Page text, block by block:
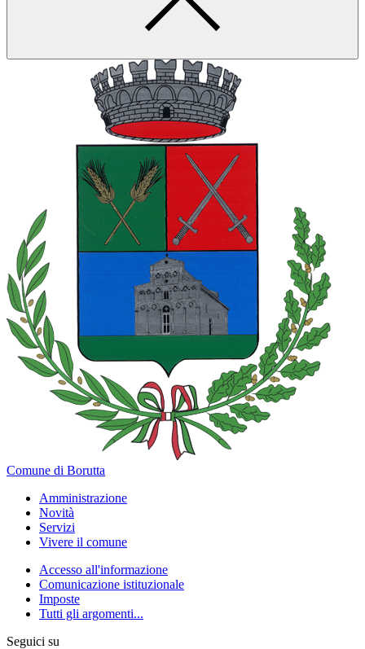
Comune di Borutta
Amministrazione
Novità
Servizi
Vivere il comune
Accesso all'informazione
Comunicazione istituzionale
Imposte
Tutti gli argomenti...
Seguici su